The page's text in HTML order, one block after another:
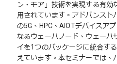
ン・モア」技術を実現する有効
用されています。アドバンスト
の5G、HPC、AIOTデバイスア
なるウェーハノード、ウェーハ
イを1つのパッケージに統合す
えています。本セミナーでは、